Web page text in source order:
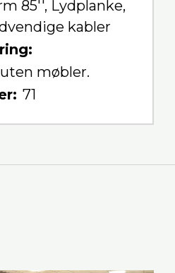
85'', Lydplanke,
kabler
møbler.
71